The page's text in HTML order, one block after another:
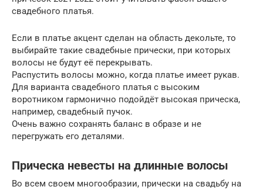
свадебного платья.
Если в платье акцент сделан на область декольте, то
выбирайте такие свадебные прически, при которых
волосы не будут её перекрывать.
Распустить волосы можно, когда платье имеет рукав.
Для варианта свадебного платья с высоким
воротником гармонично подойдёт высокая прическа,
например, свадебный пучок.
Очень важно сохранять баланс в образе и не
перегружать его деталями.
Прическа невесты на длинные волосы
Во всем своем многообразии, прически на свадьбу на